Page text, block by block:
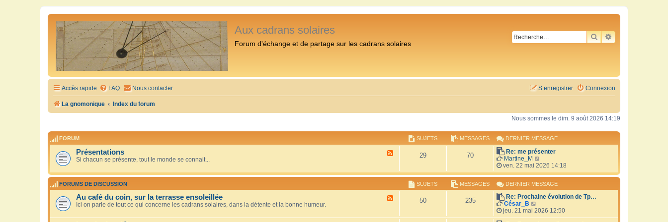
Aux cadrans solaires
Forum d'échange et de partage sur les cadrans solaires
RECHERCHER
RECHERCHE
Accès rapide FAQ Nous contacter Connexion
S’enregistrer
La gnomonique Index du forum
Nous sommes le dim. 9 août 2026 14:19
FORUM SUJETS MESSAGES DERNIER MESSAGE
x
Présentations
Si chacun se présente, tout le monde se connait...
29 70
Re: me présenter
Martine_M
o
i
r
l
e
d
r
n
ven. 22 mai 2026 14:18
FORUMS DE DISCUSSION SUJETS MESSAGES DERNIER MESSAGE
x
Au café du coin, sur la terrasse ensoleillée
Ici on parle de tout ce qui concerne les cadrans solaires, dans la détente et la bonne humeur.
50 235
Re: Prochaine évolution de Tp…
César_B
o
i
jeu. 21 mai 2026 12:50